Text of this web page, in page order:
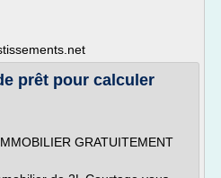
prêt pour calculer
GRATUITEMENT